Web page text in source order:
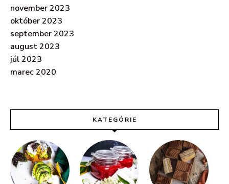
november 2023
október 2023
september 2023
august 2023
júl 2023
marec 2020
KATEGÓRIE